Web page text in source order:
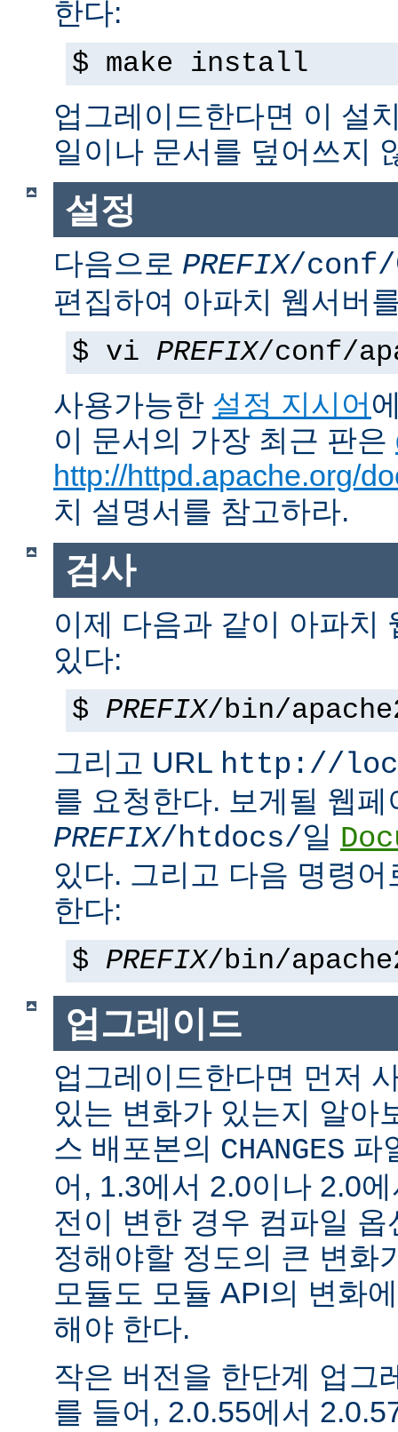
한다:
$ make install
업그레이드한다면 이 설
일이나 문서를 덮어쓰지
설정
다음으로 PREFIX/conf/
편집하여 아파치 웹서버
$ vi PREFIX/conf/
사용가능한 설정 지시어
이 문서의 가장 최근 판은
http://httpd.apache.org/
치 설명서를 참고하라.
검사
이제 다음과 같이 아파치
있다:
$ PREFIX/bin/
그리고 URL http://
를 요청한다. 보게될 웹
PREFIX/htdocs/일
있다. 그리고 다음 명령
한다:
$ PREFIX/bin/
업그레이드
업그레이드한다면 먼저
있는 변화가 있는지 알아
스 배포본의 CHANGES 파
어, 1.3에서 2.0이나 2.0
전이 변한 경우 컴파일
정해야할 정도의 큰 변화
모듈도 모듈 API의 변화
해야 한다.
작은 버전을 한단계 업그
를 들어, 2.0.55에서